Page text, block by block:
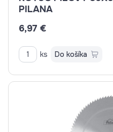
PILANA
6,97 €
ks Do košíka